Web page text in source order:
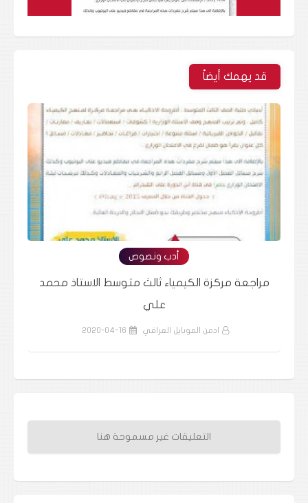
قد يهمك أيضاً
أدب ونصوص
مراجعة مركزة التاريخ ثالث متوسط الاستاذ صادق
السامرائي
ادمن الموبايل العراقي 2020-04-16
التعليقات غير مسموحة هنا